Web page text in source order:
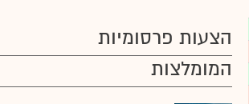
הצעות פרסומיות
המומלצות